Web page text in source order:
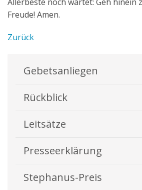
Freude! Amen.
Zurück
Gebetsanliegen
Rückblick
Leitsätze
Presseerklärung
Stephanus-Preis